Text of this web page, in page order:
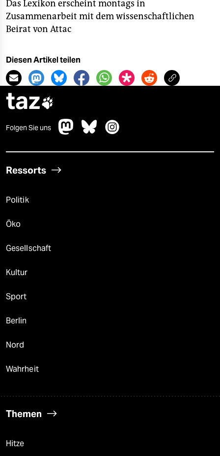
Das Lexikon erscheint montags in
Zusammenarbeit mit dem wissenschaftlichen
Beirat von Attac
Diesen Artikel teilen
taz
Folgen Sie uns
Ressorts
Politik
Öko
Gesellschaft
Kultur
Sport
Berlin
Nord
Wahrheit
Themen
Hitze